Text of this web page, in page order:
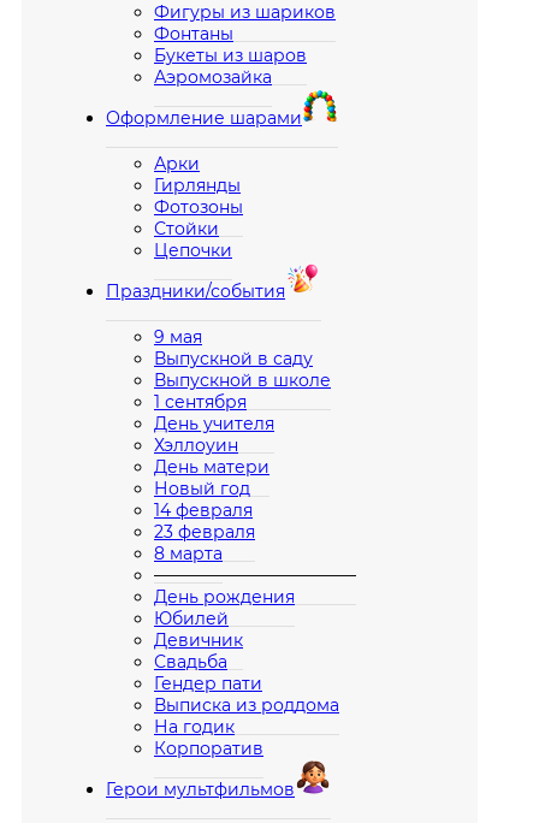
Фигуры из шариков
Фонтаны
Букеты из шаров
Аэромозайка
Оформление шарами
Арки
Гирлянды
Фотозоны
Стойки
Цепочки
Праздники/события
9 мая
Выпускной в саду
Выпускной в школе
1 сентября
День учителя
Хэллоуин
День матери
Новый год
14 февраля
23 февраля
8 марта
————————————
День рождения
Юбилей
Девичник
Свадьба
Гендер пати
Выписка из роддома
На годик
Корпоратив
Герои мультфильмов